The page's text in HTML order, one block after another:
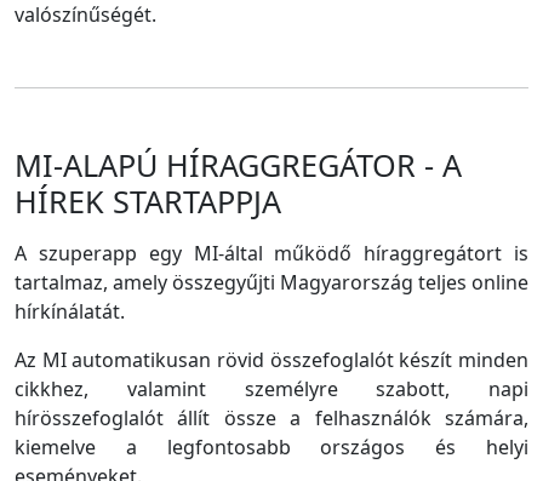
valószínűségét.
MI-ALAPÚ HÍRAGGREGÁTOR - A
HÍREK STARTAPPJA
A szuperapp egy MI-által működő híraggregátort is
tartalmaz, amely összegyűjti Magyarország teljes online
hírkínálatát.
Az MI automatikusan rövid összefoglalót készít minden
cikkhez, valamint személyre szabott, napi
hírösszefoglalót állít össze a felhasználók számára,
kiemelve a legfontosabb országos és helyi